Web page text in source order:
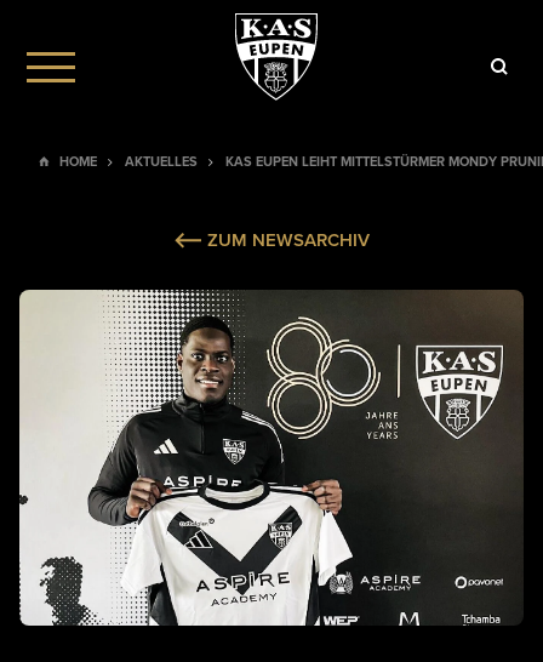
HOME AKTUELLES KAS EUPEN LEIHT MITTELSTÜRMER MONDY
ZUM NEWSARCHIV